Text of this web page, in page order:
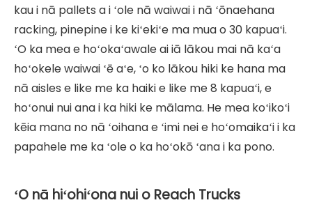
kau i nā pallets a i ʻole nā ​​​​waiwai i nā ʻōnaehana
racking, pinepine i ke kiʻekiʻe ma mua o 30 kapuaʻi.
ʻO ka mea e hoʻokaʻawale ai iā lākou mai nā kaʻa
hoʻokele waiwai ʻē aʻe, ʻo ko lākou hiki ke hana ma
nā aisles e like me ka haiki e like me 8 kapuaʻi, e
hoʻonui nui ana i ka hiki ke mālama. He mea koʻikoʻi
kēia mana no nā ʻoihana e ʻimi nei e hoʻomaikaʻi i ka
papahele me ka ʻole o ka hoʻokō ʻana i ka pono.
ʻO nā hiʻohiʻona nui o Reach Trucks